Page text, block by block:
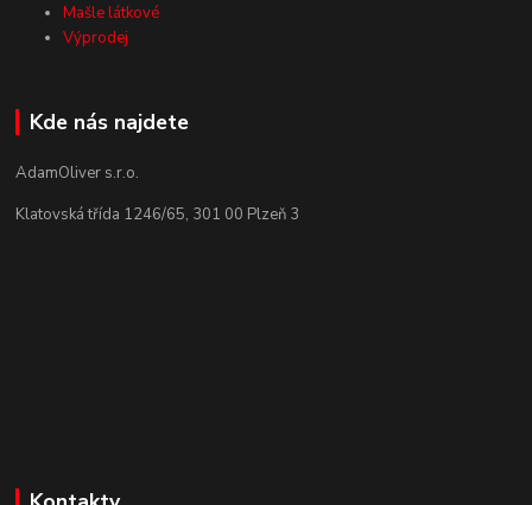
Mašle látkové
Výprodej
Kde nás najdete
AdamOliver s.r.o.
Klatovská třída 1246/65, 301 00 Plzeň 3